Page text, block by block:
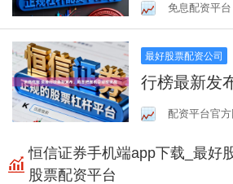
免息配资平台
最好股票配资公司
行榜最新发
会迎接挑战
配资平台官
恒信证券手机端app下载_最好
股票配资平台